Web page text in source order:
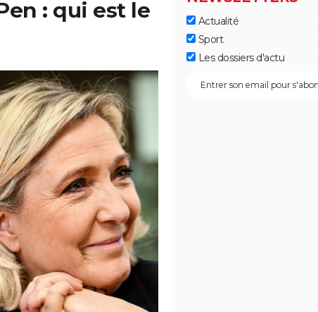
: qui est le
Actualité
Sport
Les dossiers d'actu